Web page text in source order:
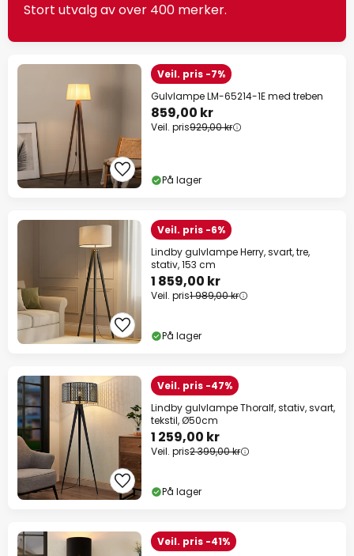
Stort utvalg av over 400 merker.
Veil. pris -7%
Gulvlampe LM-65214-1E med treben
859,00 kr
Veil. pris929,00 kr
På lager
Veil. pris -6%
Lindby gulvlampe Herry, svart, tre,
stativ, 153 cm
1 859,00 kr
Veil. pris1 989,00 kr
På lager
Veil. pris -47%
Lindby gulvlampe Thoralf, stativ, svart,
tekstil, Ø50cm
1 259,00 kr
Veil. pris2 399,00 kr
På lager
Veil. pris -41%